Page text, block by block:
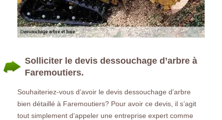
Solliciter le devis dessouchage d’arbre à
Faremoutiers.
Souhaiteriez-vous d’avoir le devis dessouchage d’arbre
bien détaillé à Faremoutiers? Pour avoir ce devis, il s’agit
tout simplement d’appeler une entreprise expert comme